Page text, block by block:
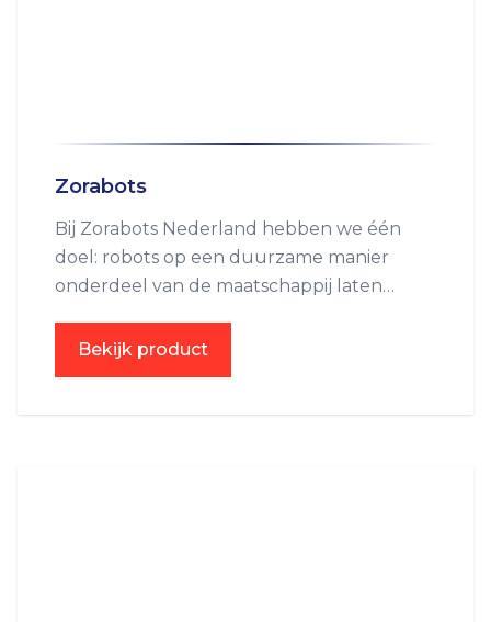
Zorabots
Bij Zorabots Nederland hebben we één
doel: robots op een duurzame manier
onderdeel van de maatschappij laten
Bekijk product